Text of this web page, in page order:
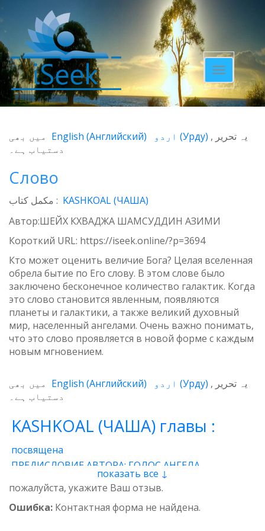
Toggle
navigation
یہ تحریر (Урду)
English (Английский)
میں بھی
دستیاب ہے۔
Слово
مکمل کتاب : KASHKOAL (ЧАША)
Автор:ШЕЙХ КХВАДЖА ШАМСУДДИН АЗИМИ
Короткий URL: https://iseek.online/?p=3694
Кто может оценить величие Бога? Целая вселенная
обрела бытие по Его слову. В этом слове было
заключено бесконечное количество галактик. Когда
это слово становится явленным, появляются
планеты и галактики, а также великий духовный
мир, населенный ангелами. Очень важно понимать,
что это слово проявляется в новой форме с каждым
новым мгновением.
یہ تحریر (Урду)
English (Английский)
میں بھی
دستیاب ہے۔
KASHKOAL (ЧАША) главы :
посвящена
ПРЕДИСЛОВИЕ АВТОРА: ГОЛОС АНГЕЛА
1 - Энергия
2 - Атом 3 - Восток и Запад
4 - Пространственные нити
5 - Звучащая глина
6 - Итог 7 - Качества
8 - وجدان
показать все ↓
пожалуйста, укажите Ваш отзыв.
Ошибка: Контактная форма не найдена.